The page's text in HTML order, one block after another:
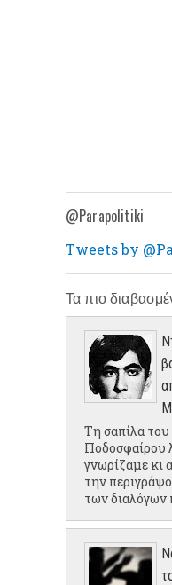
@Parapolitiki
Tweets by
Τα πιο
Τη σαπίλα του
Ποδοσφαίρου
γνωρίζαμε κι
την
των διαλόγων